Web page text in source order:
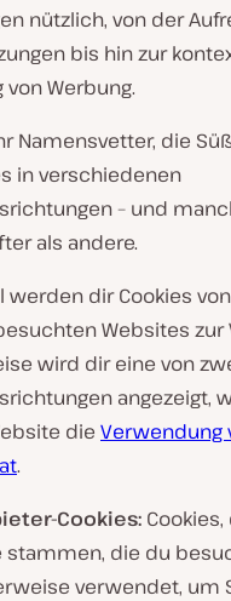
nützlich, von der
bis hin zur
Werbung.
Namensvetter, die
in verschiedenen
– und
als andere.
werden dir Cookies
Websites zur
wird dir eine von
angezeigt,
die Verwendung
.
Cookies:
stammen, die du
verwendet, um